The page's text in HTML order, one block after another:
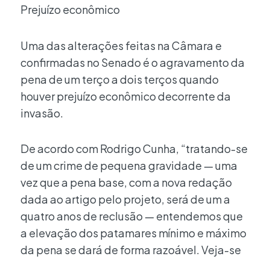
Prejuízo econômico
Uma das alterações feitas na Câmara e
confirmadas no Senado é o agravamento da
pena de um terço a dois terços quando
houver prejuízo econômico decorrente da
invasão.
De acordo com Rodrigo Cunha, “tratando-se
de um crime de pequena gravidade — uma
vez que a pena base, com a nova redação
dada ao artigo pelo projeto, será de um a
quatro anos de reclusão — entendemos que
a elevação dos patamares mínimo e máximo
da pena se dará de forma razoável. Veja-se